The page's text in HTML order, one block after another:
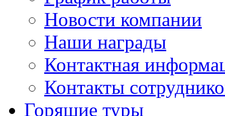
Новости компании
Наши награды
Контактная
Контакты
Горящие туры